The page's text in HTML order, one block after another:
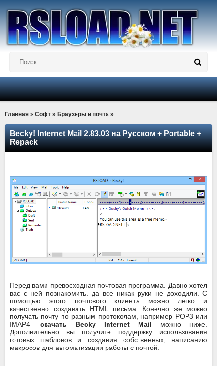
Главная » Софт » Браузеры и почта »
Becky! Internet Mail 2.83.03 на Русском + Portable +
Repack
Перед вами превосходная почтовая программа. Давно хотел
вас с ней познакомить, да все никак руки не доходили. С
помощью этого почтового клиента можно легко и
качественно создавать HTML письма. Конечно же можно
получать почту по разным протоколам, например POP3 или
IMAP4,скачать Becky Internet Mail можно ниже.
Дополнительно вы получите поддержку использования
готовых шаблонов и создания собственных, написанию
макросов для автоматизации работы с почтой.